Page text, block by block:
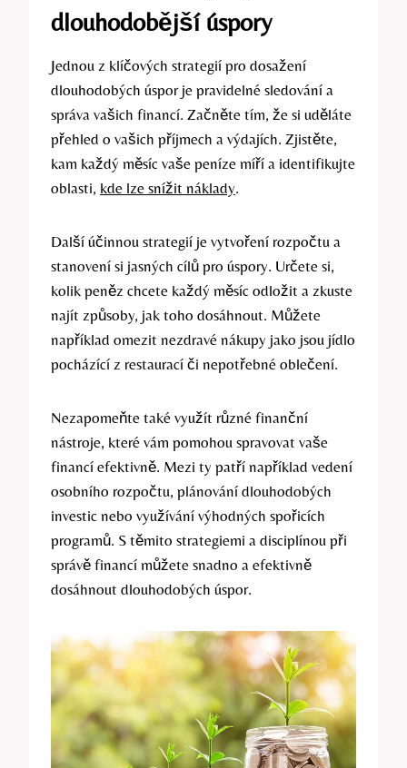
dlouhodobější úspory
Jednou z klíčových strategií pro dosažení
dlouhodobých úspor je pravidelné sledování a
správa vašich financí. Začněte tím, že si uděláte
přehled o vašich příjmech a výdajích. Zjistěte,
kam každý měsíc vaše peníze míří a identifikujte
oblasti, kde lze snížit náklady.
Další účinnou strategií je vytvoření rozpočtu a
stanovení si jasných cílů pro úspory. Určete si,
kolik peněz chcete každý měsíc odložit a zkuste
najít způsoby, jak toho dosáhnout. Můžete
například omezit nezdravé nákupy jako jsou jídlo
pocházící z restaurací či nepotřebné oblečení.
Nezapomeňte také využít různé finanční
nástroje, které vám pomohou spravovat vaše
financí efektivně. Mezi ty patří například vedení
osobního rozpočtu, plánování dlouhodobých
investic nebo využívání výhodných spořicích
programů. S těmito strategiemi a disciplínou při
správě financí můžete snadno a efektivně
dosáhnout dlouhodobých úspor.